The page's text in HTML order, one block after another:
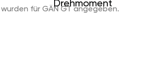
Drehmoment
für GÄN GT angegeben.